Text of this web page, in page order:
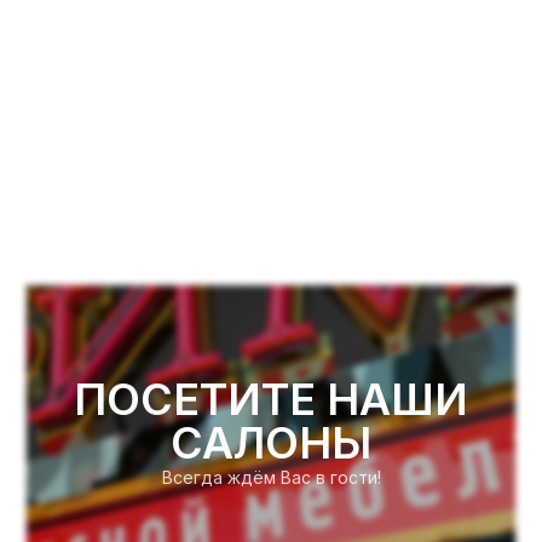
ПОСЕТИТЕ НАШИ
САЛОНЫ
Всегда ждём Вас в гости!